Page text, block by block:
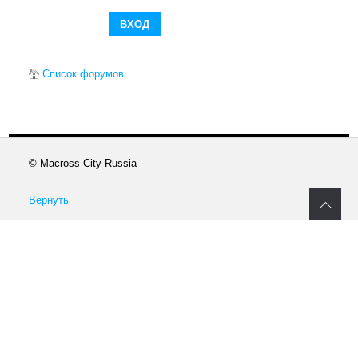
Список форумов
© Macross City Russia
Вернуть